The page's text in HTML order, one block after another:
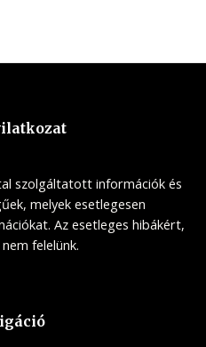
szolgáltatott információk és
melyek esetlegesen
Az esetleges hibákért,
felelünk.